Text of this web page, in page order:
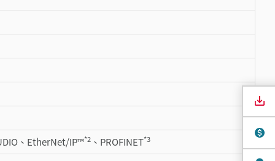
、EtherNet/IP™*2 、PROFINET*3